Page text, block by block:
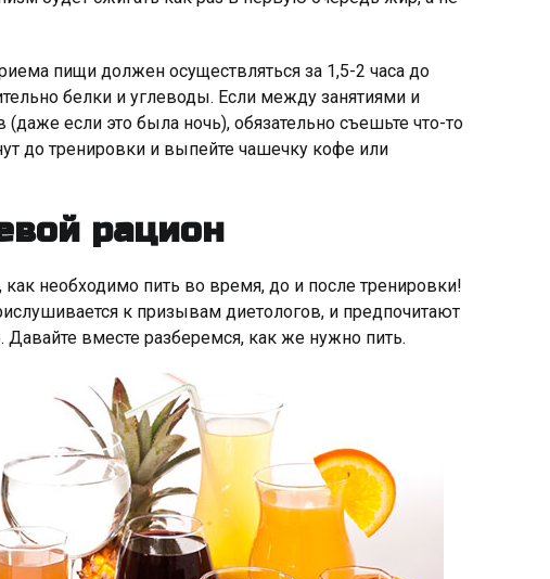
пищи должен осуществляться за 1,5-2 часа до
белки и углеводы. Если между занятиями и
если это была ночь), обязательно съешьте что-то
до тренировки и выпейте чашечку кофе или
рацион
как необходимо пить во время, до и после тренировки!
к призывам диетологов, и предпочитают
Давайте вместе разберемся, как же нужно пить.